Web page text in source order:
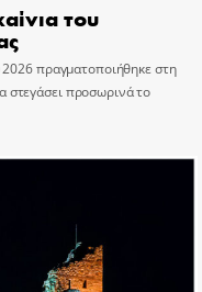
του
πραγματοποιήθηκε στη
στεγάσει προσωρινά το